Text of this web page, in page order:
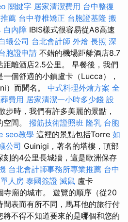
關鍵字 居家清潔費用 台中整復
薦 台中脊椎矯正 台胞證基隆 搬
白內障 IBIS樣式很容易從A8高速
蟻公司 台北會計師 外燴 長照 深
胞證申請 不錯的機場距離酒店8.7
距離酒店2.5公里。 早餐後，我們
個舒適的小鎮盧卡（Lucca），
）而聞名。 中式料理外燴方案 全
費用 居家清潔一小時多少錢 設
步時，我們有許多美麗的景點，
間。 撥筋技術證照班 隆乳 台胞
seo教學 這裡的景點包括Torre 如
公司 Guinigi，著名的塔樓，頂部
刻的4公里長城牆，這是歐洲保存
台北會計師事務所專業推薦 台中
人房 泰國簽證 滅鼠 盧卡
寺廟的城市。 遊覽的順序（從20
間表而有所不同，馬耳他的旅行付
不得不知道要來的是哪個和您的